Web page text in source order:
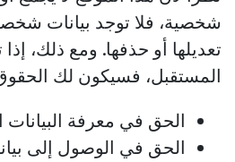
شخصية، فلا توجد بيانات
تعديلها أو حذفها. ومع ذلك،
المستقبل، فسيكون لك الحقوق
الحق في معرفة البيانات
الحق في الوصول إلى